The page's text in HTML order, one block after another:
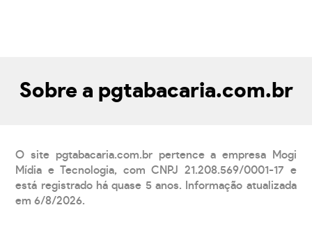
Sobre a pgtabacaria.com.br
O site pgtabacaria.com.br pertence a empresa Mogi
Mídia e Tecnologia, com CNPJ 21.208.569/0001-17 e
está registrado há quase 5 anos. Informação atualizada
em 6/8/2026.